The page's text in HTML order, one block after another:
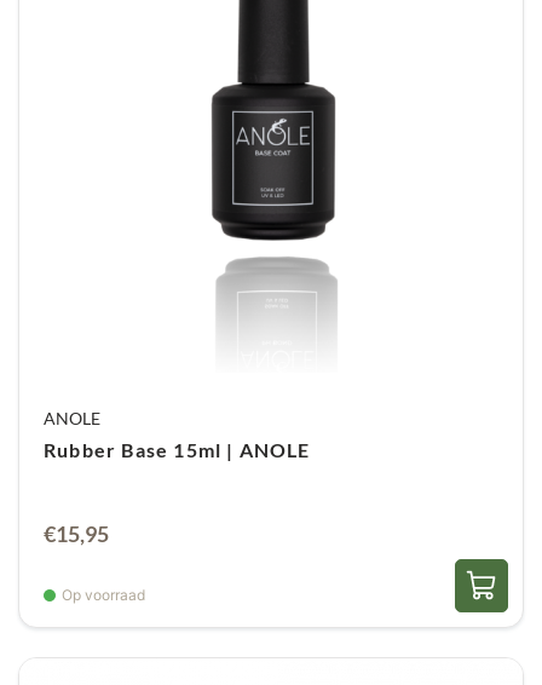
ANOLE
Rubber Base 15ml | ANOLE
€15,95
Op voorraad